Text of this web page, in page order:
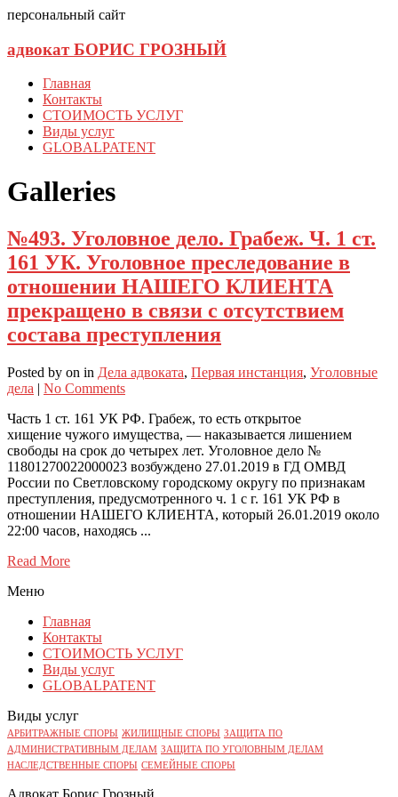
персональный сайт
адвокат БОРИС ГРОЗНЫЙ
Главная
Контакты
СТОИМОСТЬ УСЛУГ
Виды услуг
GLOBALPATENT
Galleries
№493. Уголовное дело. Грабеж. Ч. 1 ст.
161 УК. Уголовное преследование в
отношении НАШЕГО КЛИЕНТА
прекращено в связи с отсутствием
состава преступления
Posted by on in Дела адвоката, Первая инстанция, Уголовные
дела | No Comments
Часть 1 ст. 161 УК РФ. Грабеж, то есть открытое
хищение чужого имущества, — наказывается лишением
свободы на срок до четырех лет. Уголовное дело №
11801270022000023 возбуждено 27.01.2019 в ГД ОМВД
России по Светловскому городскому округу по признакам
преступления, предусмотренного ч. 1 с г. 161 УК РФ в
отношении НАШЕГО КЛИЕНТА, который 26.01.2019 около
22:00 часов, находясь ...
Read More
Меню
Главная
Контакты
СТОИМОСТЬ УСЛУГ
Виды услуг
GLOBALPATENT
Виды услуг
АРБИТРАЖНЫЕ СПОРЫ ЖИЛИЩНЫЕ СПОРЫ ЗАЩИТА ПО
АДМИНИСТРАТИВНЫМ ДЕЛАМ ЗАЩИТА ПО УГОЛОВНЫМ ДЕЛАМ
НАСЛЕДСТВЕННЫЕ СПОРЫ СЕМЕЙНЫЕ СПОРЫ